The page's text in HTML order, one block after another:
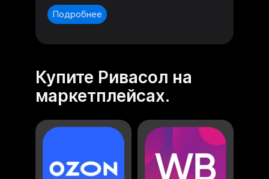
Подробнее
Купите Ривасол на
маркетплейсах.